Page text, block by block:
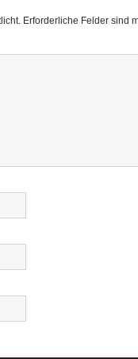
Erforderliche Felder sind